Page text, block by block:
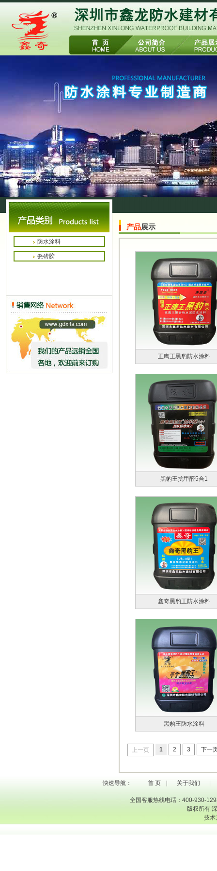
防水涂料
瓷砖胶
产品展示
正鹰王黑豹防水涂料
黑豹王抗甲醛5合1
鑫奇黑豹王防水涂料
黑豹王防水涂料
上一页 1 2 3 下一
快速导航： 首 页 关于我们
全国客服热线电话：400-930-
版权所有
技术